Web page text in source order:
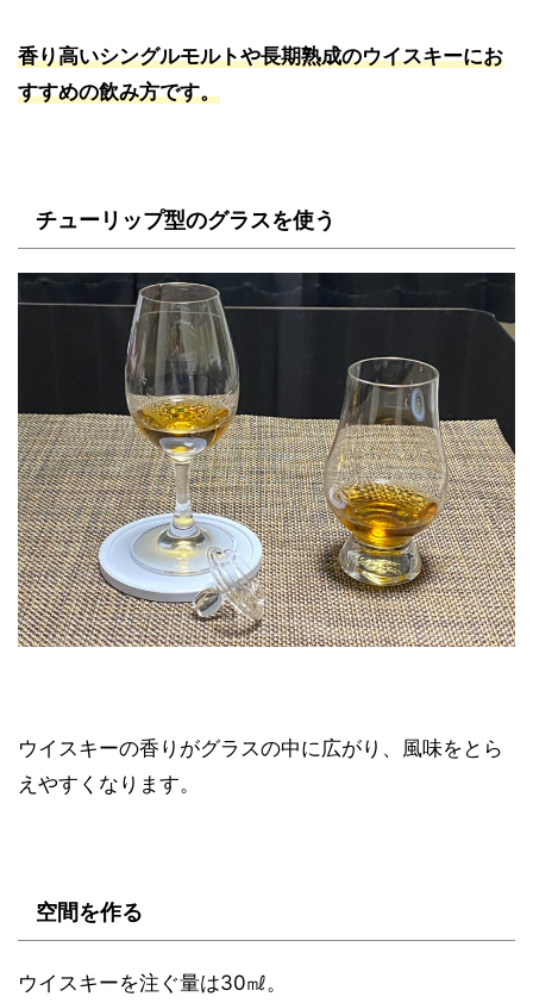
香り高いシングルモルトや長期熟成のウイスキーにお
すすめの飲み方です。
チューリップ型のグラスを使う
ウイスキーの香りがグラスの中に広がり、風味をとら
えやすくなります。
空間を作る
ウイスキーを注ぐ量は30㎖。